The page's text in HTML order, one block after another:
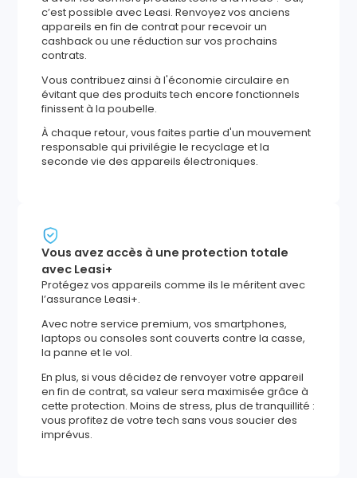
c’est possible avec Leasi. Renvoyez vos anciens
appareils en fin de contrat pour recevoir un
cashback ou une réduction sur vos prochains
contrats.
Vous contribuez ainsi à l'économie circulaire en
évitant que des produits tech encore fonctionnels
finissent à la poubelle.
À chaque retour, vous faites partie d'un mouvement
responsable qui privilégie le recyclage et la
seconde vie des appareils électroniques.
Vous avez accès à une protection totale
avec Leasi+
Protégez vos appareils comme ils le méritent avec
l’assurance Leasi+.
Avec notre service premium, vos smartphones,
laptops ou consoles sont couverts contre la casse,
la panne et le vol.
En plus, si vous décidez de renvoyer votre appareil
en fin de contrat, sa valeur sera maximisée grâce à
cette protection. Moins de stress, plus de tranquillité :
vous profitez de votre tech sans vous soucier des
imprévus.